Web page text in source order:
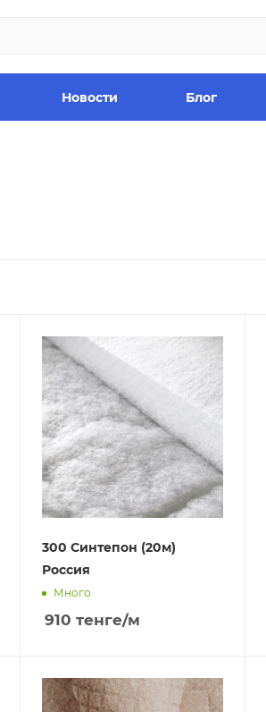
Новости Блог
300 Синтепон (20м)
Россия
Много
910 тенге/м